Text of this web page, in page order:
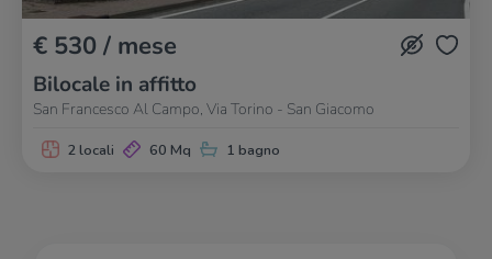
€ 530 / mese
Bilocale in affitto
San Francesco Al Campo, Via Torino - San Giacomo
2 locali 60 Mq 1 bagno